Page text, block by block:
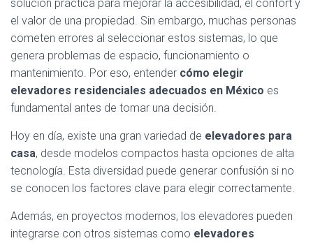
solución práctica para mejorar la accesibilidad, el confort y
el valor de una propiedad. Sin embargo, muchas personas
cometen errores al seleccionar estos sistemas, lo que
genera problemas de espacio, funcionamiento o
mantenimiento. Por eso, entender cómo elegir
elevadores residenciales adecuados en México es
fundamental antes de tomar una decisión.
Hoy en día, existe una gran variedad de elevadores para
casa, desde modelos compactos hasta opciones de alta
tecnología. Esta diversidad puede generar confusión si no
se conocen los factores clave para elegir correctamente.
Además, en proyectos modernos, los elevadores pueden
integrarse con otros sistemas como elevadores